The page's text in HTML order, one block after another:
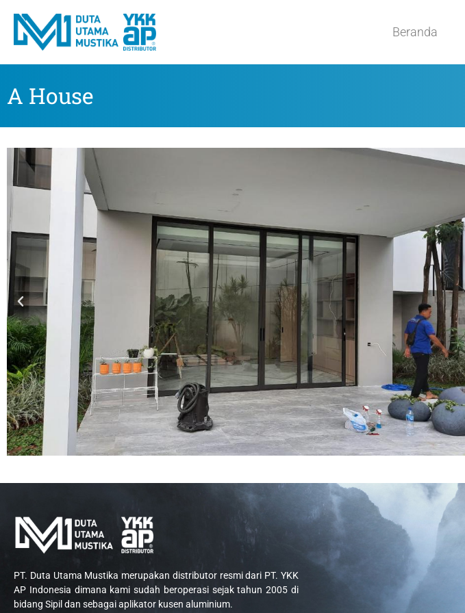
Beranda
A House
PT. Duta Utama Mustika merupakan distributor resmi dari PT. YKK
AP Indonesia dimana kami sudah beroperasi sejak tahun 2005 di
bidang Sipil dan sebagai aplikator kusen aluminium.